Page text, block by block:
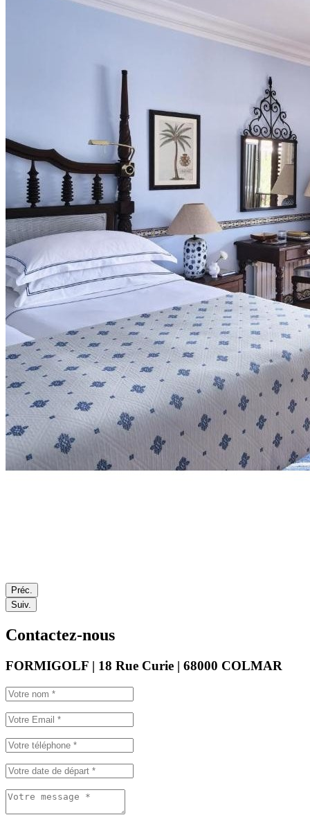
Préc.
Suiv.
Contactez-nous
FORMIGOLF | 18 Rue Curie | 68000 COLMAR